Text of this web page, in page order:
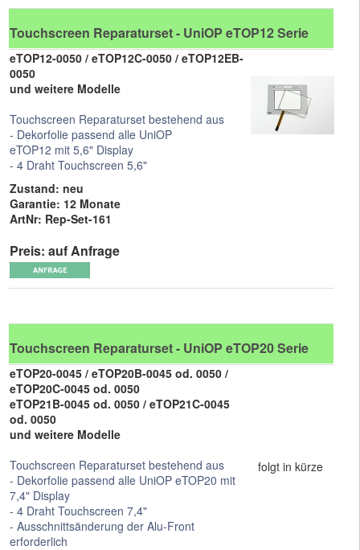
Touchscreen Reparaturset - UniOP eTOP12 Serie
eTOP12-0050 / eTOP12C-0050 / eTOP12EB-
0050
und weitere Modelle
Touchscreen Reparaturset bestehend aus
- Dekorfolie passend alle UniOP
eTOP12 mit 5,6" Display
- 4 Draht Touchscreen 5,6"
Zustand: neu
Garantie: 12 Monate
ArtNr: Rep-Set-161
Preis: auf Anfrage
Touchscreen Reparaturset - UniOP eTOP20 Serie
eTOP20-0045 / eTOP20B-0045 od. 0050 /
eTOP20C-0045 od. 0050
eTOP21B-0045 od. 0050 / eTOP21C-0045
od. 0050
und weitere Modelle
Touchscreen Reparaturset bestehend aus
- Dekorfolie passend alle UniOP eTOP20 mit
7,4" Display
- 4 Draht Touchscreen 7,4"
- Ausschnittsänderung der Alu-Front
erforderlich
folgt in kürze